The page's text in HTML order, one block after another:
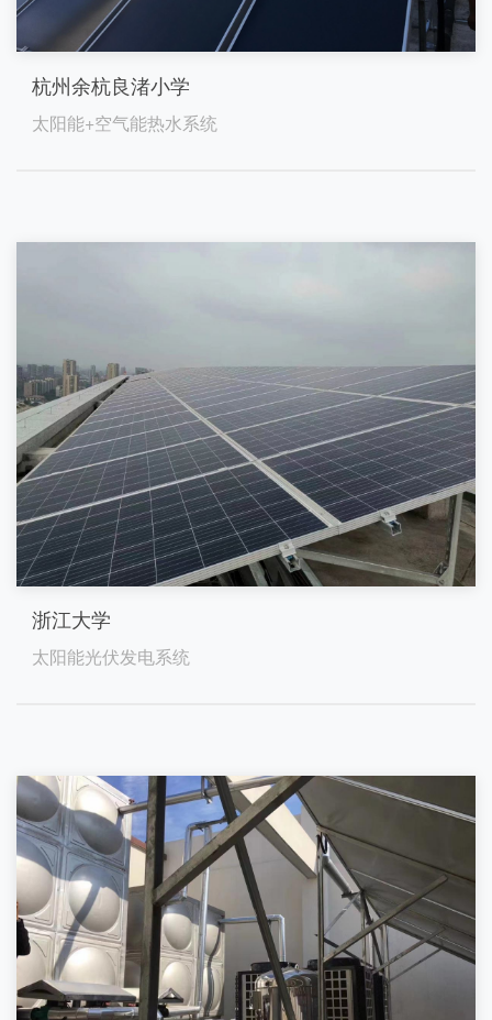
杭州余杭良渚小学
太阳能+空气能热水系统
浙江大学
太阳能光伏发电系统